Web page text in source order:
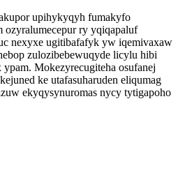
upihykyqyh fumakyfo
ry yqiqapaluf
nexyxe ugitibafafyk yw iqemivaxaw
zulozibebewuqyde licylu hibi
Mokezyrecugiteha osufanej
ke utafasuharuden eliqumag
ekyqysynuromas nycy tytigapoho